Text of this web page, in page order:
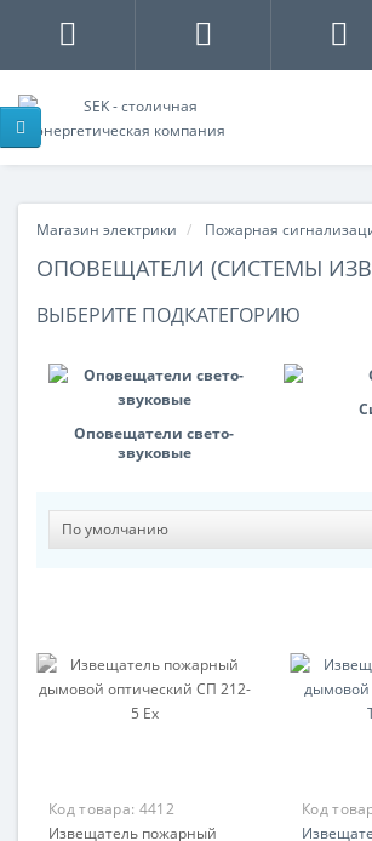
Магазин электрики Пожарная
ОПОВЕЩАТЕЛИ (СИСТЕМЫ
ВЫБЕРИТЕ ПОДКАТЕГОРИЮ
Оповещатели свето-
звуковые
Код товара: 4412
Извещатель пожарный
Код